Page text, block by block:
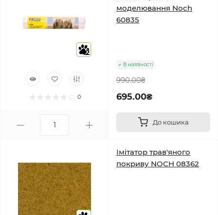
2
0
моделювання Noch
60835
В наявності
990.00₴
695.00₴
До кошика
Імітатор трав'яного
покриву NOCH 08362